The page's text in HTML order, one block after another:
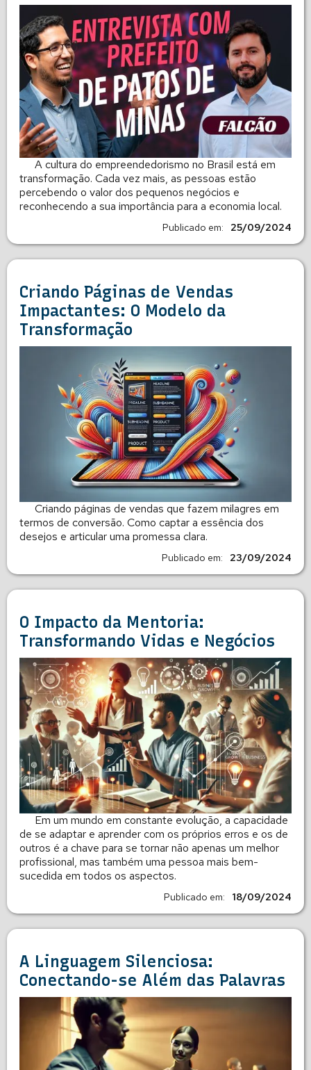
A cultura do empreendedorismo no Brasil está em
transformação. Cada vez mais, as pessoas estão
percebendo o valor dos pequenos negócios e
reconhecendo a sua importância para a economia local.
Publicado em: 25/09/2024
Criando Páginas de Vendas
Impactantes: O Modelo da
Transformação
Criando páginas de vendas que fazem milagres em
termos de conversão. Como captar a essência dos
desejos e articular uma promessa clara.
Publicado em: 23/09/2024
O Impacto da Mentoria:
Transformando Vidas e Negócios
Em um mundo em constante evolução, a capacidade
de se adaptar e aprender com os próprios erros e os de
outros é a chave para se tornar não apenas um melhor
profissional, mas também uma pessoa mais bem-
sucedida em todos os aspectos.
Publicado em: 18/09/2024
A Linguagem Silenciosa:
Conectando-se Além das Palavras